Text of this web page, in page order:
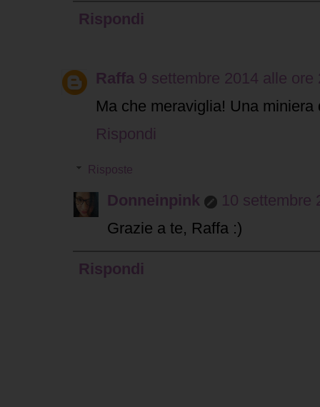
Rispondi
Raffa 9 settembre 2014 alle ore
Ma che meraviglia! Una
Rispondi
Risposte
Donneinpink
10 settembre
Grazie a te, Raffa :)
Rispondi